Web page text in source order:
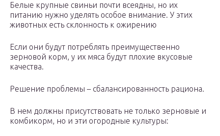
Белые крупные свиньи почти всеядны, но их
питанию нужно уделять особое внимание. У этих
животных есть склонность к ожирению
Если они будут потреблять преимущественно
зерновой корм, у их мяса будут плохие вкусовые
качества.
Решение проблемы – сбалансированность рациона.
В нем должны присутствовать не только зерновые и
комбикорм, но и эти огородные культуры: